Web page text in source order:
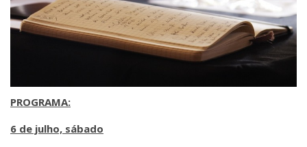
PROGRAMA:
6 de julho, sábado